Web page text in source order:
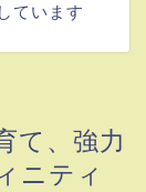
ています
て、強力
ニティ